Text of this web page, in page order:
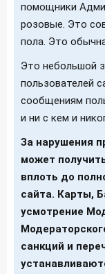
помощники
розовые. Это
пола. Это
Это небольшой
пользователей
сообщениям
и ни с кем и
За нарушения
может
вплоть до
сайта. Карты,
усмотрение
санкций и